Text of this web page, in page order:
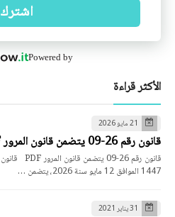
اشترك
Powered by
الأكثر قراءة
21 مايو 2026
قانون رقم 26-09 يتضمن قانون المرور PDF
1447 الموافق 12 مايو سنة 2026، يتضمن …
31 يناير 2021